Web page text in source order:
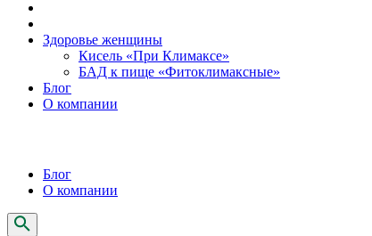
Здоровье женщины
Кисель «При Климаксе»
БАД к пище «Фитоклимаксные»
Блог
О компании
Блог
О компании